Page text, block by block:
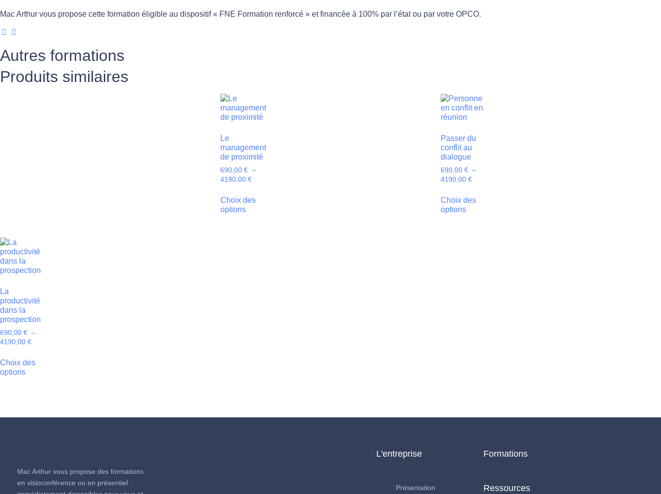
Mac Arthur vous propose cette formation éligible au dispositif « FNE Formation renforcé » et financée à 100% par l’état ou par votre OPCO.
Autres formations
Produits similaires
Le
management
de proximité
690,00 € –
4190,00 €
Choix des
options
Passer du
conflit au
dialogue
690,00 € –
4190,00 €
Choix des
options
La
productivité
dans la
prospection
690,00 € –
4190,00 €
Choix des
options
Mac Arthur vous propose des formations
en visioconférence ou en présentiel
L'entreprise
Présentation
Formations
Ressources